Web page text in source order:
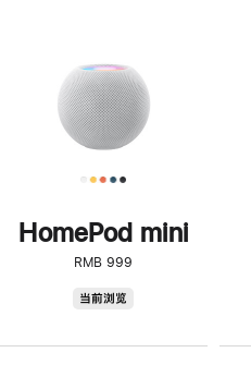
HomePod mini
RMB 999
当前浏览